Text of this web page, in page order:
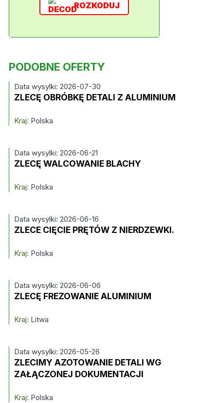
ROZKODUJ
PODOBNE OFERTY
Data wysylki: 2026-07-30
ZLECĘ OBRÓBKĘ DETALI Z ALUMINIUM
Kraj: Polska
Data wysylki: 2026-06-21
ZLECĘ WALCOWANIE BLACHY
Kraj: Polska
Data wysylki: 2026-06-16
ZLECE CIĘCIE PRĘTÓW Z NIERDZEWKI.
Kraj: Polska
Data wysylki: 2026-06-06
ZLECĘ FREZOWANIE ALUMINIUM
Kraj: Litwa
Data wysylki: 2026-05-26
ZLECIMY AZOTOWANIE DETALI WG
ZAŁĄCZONEJ DOKUMENTACJI
Kraj: Polska